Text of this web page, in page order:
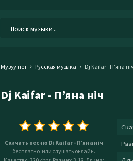
Музуу.нет Русская музыка Dj Kaifar - Пʼяна ніч
Dj Kaifar - Пʼяна ніч
Скачать песню Dj Kaifar - Пʼяна ніч
бесплатно, или слушать онлайн.